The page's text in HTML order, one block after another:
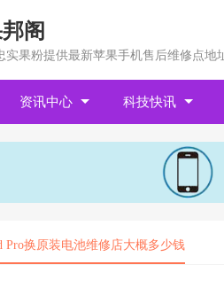
阁
实果粉提供最新苹果手机售后维修点
资讯中心 科技快讯
Pro换原装电池维修店大概多少钱